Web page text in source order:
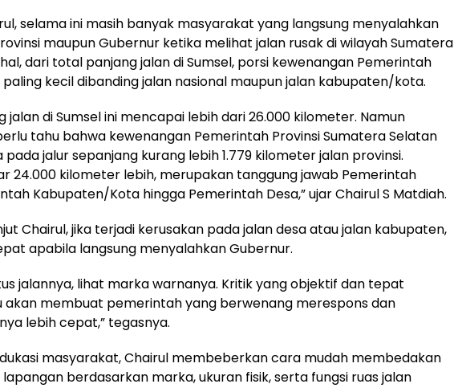
selama ini masih banyak masyarakat yang langsung menyalahkan
maupun Gubernur ketika melihat jalan rusak di wilayah Sumatera
dari total panjang jalan di Sumsel, porsi kewenangan Pemerintah
paling kecil dibanding jalan nasional maupun jalan kabupaten/kota.
jalan di Sumsel ini mencapai lebih dari 26.000 kilometer. Namun
tahu bahwa kewenangan Pemerintah Provinsi Sumatera Selatan
jalur sepanjang kurang lebih 1.779 kilometer jalan provinsi.
24.000 kilometer lebih, merupakan tanggung jawab Pemerintah
Kabupaten/Kota hingga Pemerintah Desa,” ujar Chairul S Matdiah.
Chairul, jika terjadi kerusakan pada jalan desa atau jalan kabupaten,
apabila langsung menyalahkan Gubernur.
jalannya, lihat marka warnanya. Kritik yang objektif dan tepat
akan membuat pemerintah yang berwenang merespons dan
lebih cepat,” tegasnya.
masyarakat, Chairul membeberkan cara mudah membedakan
berdasarkan marka, ukuran fisik, serta fungsi ruas jalan